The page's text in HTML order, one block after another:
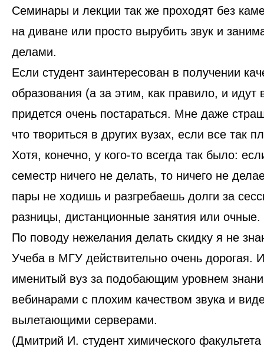
Семинары и лекции так же проходят без
на диване или просто вырубить звук и
делами.
Если студент заинтересован в получении
образования (а за этим, как правило, и
придется очень постараться. Мне даже
что твориться в других вузах, если все так
Хотя, конечно, у кого-то всегда так было:
семестр ничего не делать, то ничего не
пары не ходишь и разгребаешь долги за
разницы, дистанционные занятия или очные.
По поводу нежелания делать скидку я не
Учеба в МГУ действительно очень дорогая.
именитый вуз за подобающим уровнем
вебинарами с плохим качеством звука и
вылетающими серверами.
(Дмитрий И. студент химического